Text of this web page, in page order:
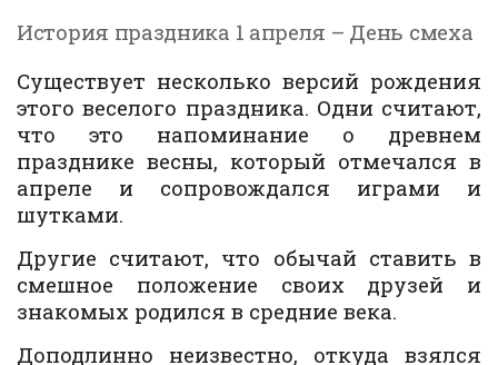
История праздника 1 апреля – День смеха
Существует несколько версий рождения
этого веселого праздника. Одни считают,
что это напоминание о древнем
празднике весны, который отмечался в
апреле и сопровождался играми и
шутками.
Другие считают, что обычай ставить в
смешное положение своих друзей и
знакомых родился в средние века.
Доподлинно неизвестно, откуда взялся